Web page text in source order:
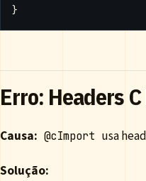
}
Erro: Headers
Causa: @cImport usa
Solução: